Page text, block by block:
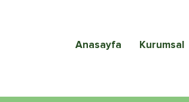
Anasayfa Kurumsal